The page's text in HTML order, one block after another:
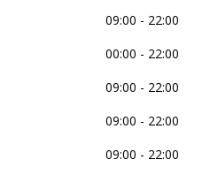
09:00 - 22:00
00:00 - 22:00
09:00 - 22:00
09:00 - 22:00
09:00 - 22:00